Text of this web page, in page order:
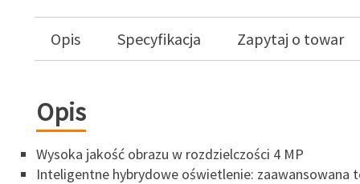
Opis Specyfikacja Zapytaj o towar
Opis
Wysoka jakość obrazu w rozdzielczości 4 MP
Inteligentne hybrydowe oświetlenie: zaawansowana